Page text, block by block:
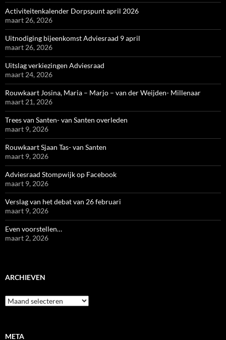
Activiteitenkalender Dorpspunt april 2026
maart 26, 2026
Uitnodiging bijeenkomst Adviesraad 9 april
maart 26, 2026
Uitslag verkiezingen Adviesraad
maart 24, 2026
Rouwkaart Josina, Maria – Marjo – van der Weijden- Millenaar
maart 21, 2026
Trees van Santen- van Santen overleden
maart 9, 2026
Rouwkaart Sjaan Tas- van Santen
maart 9, 2026
Adviesraad Stompwijk op Facebook
maart 9, 2026
Verslag van het debat van 26 februari
maart 9, 2026
Even voorstellen…
maart 2, 2026
ARCHIEVEN
Archieven
META